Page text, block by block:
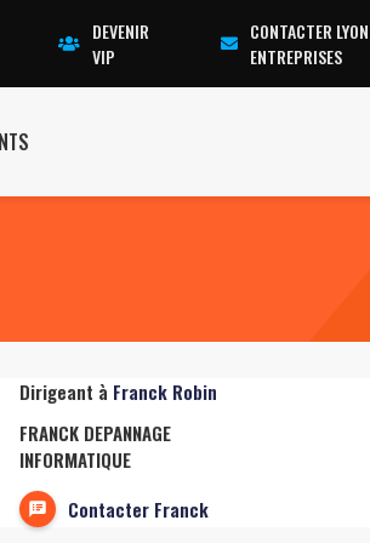
DEVENIR
VIP
CONTACTER LYON
ENTREPRISES
Dirigeant à Franck Robin
FRANCK DEPANNAGE
INFORMATIQUE
Contacter Franck